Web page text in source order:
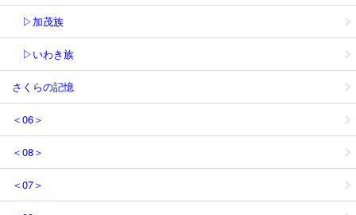
▷加茂族
▷いわき族
さくらの記憶
＜06＞
＜08＞
＜07＞